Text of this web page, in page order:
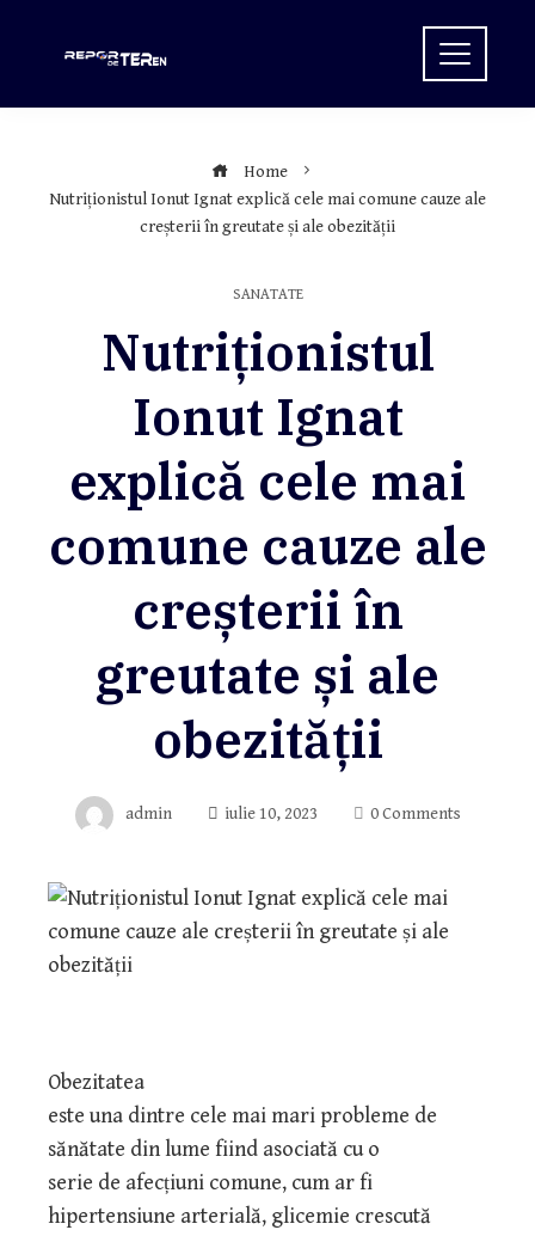
Home
Nutriționistul Ionut Ignat explică cele mai comune cauze ale
creșterii în greutate și ale obezității
SANATATE
Nutriționistul
Ionut Ignat
explică cele mai
comune cauze ale
creșterii în
greutate și ale
obezității
admin iulie 10, 2023 0 Comments
Obezitatea
este una dintre cele mai mari probleme de
sănătate din lume fiind asociată cu o
serie de afecțiuni comune, cum ar fi
hipertensiune arterială, glicemie crescută